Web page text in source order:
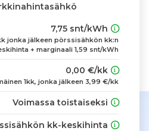
7,75 snt/kWh
jonka jälkeen pörssisähkön kk:n
+ marginaali 1,59 snt/kWh
0,00 €/kk
1kk, jonka jälkeen 3,99 €/kk
Voimassa toistaiseksi
kk-keskihinta